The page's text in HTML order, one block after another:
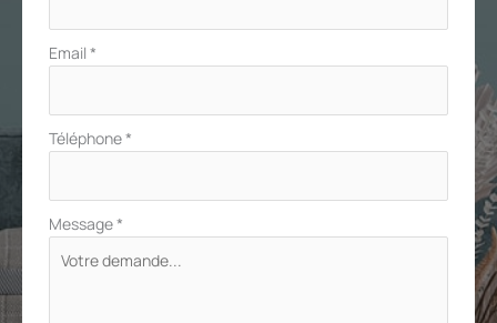
Email *
Téléphone*
Message*